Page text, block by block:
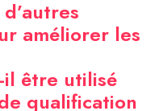
améliorer les
être utilisé
qualification